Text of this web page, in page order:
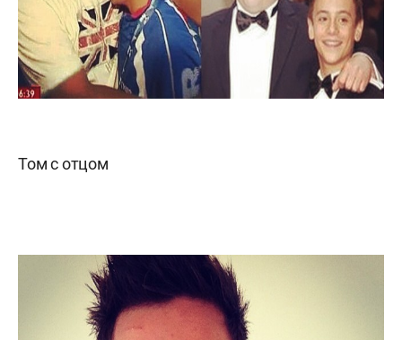
Том с отцом